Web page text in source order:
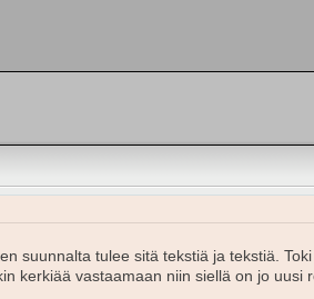
suunnalta tulee sitä tekstiä ja tekstiä.
kerkiää vastaamaan niin siellä on jo uusi